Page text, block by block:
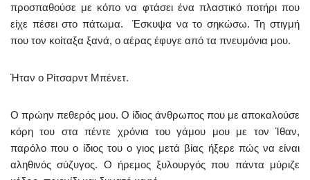
προσπαθούσε με κόπο να φτάσει ένα πλαστικό ποτήρι που
είχε πέσει στο πάτωμα. Έσκυψα να το σηκώσω. Τη στιγμή
που τον κοίταξα ξανά, ο αέρας έφυγε από τα πνευμόνια μου.
Ήταν ο Ρίτσαρντ Μπένετ.
Ο πρώην πεθερός μου. Ο ίδιος άνθρωπος που με αποκαλούσε
κόρη του στα πέντε χρόνια του γάμου μου με τον Ίθαν,
παρόλο που ο ίδιος του ο γιος μετά βίας ήξερε πώς να είναι
αληθινός σύζυγος. Ο ήρεμος ξυλουργός που πάντα μύριζε